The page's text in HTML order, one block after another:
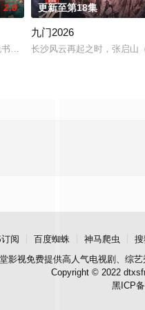
的新娘纸人卷入了一场跨越十年
2.0
班子，偶遇“白天人住屋，晚上鬼
更新至第18集
九门2026
长沙风云再起之时，张启山
阅 百度蜘蛛 神马爬虫
影视免费提供高人气电视剧、综
Copyright © 2022
黑ICP